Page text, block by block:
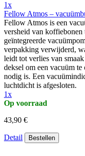
1x
Fellow Atmos –
Fellow Atmos is een
versheid van koffiebonen
geïntegreerde
verpakking verwijderd,
leidt tot verlies van
deksel om een vacuüm te
nodig is. Een
luchtdicht is afgesloten.
1x
Op voorraad
43,90 €
Detail Bestellen